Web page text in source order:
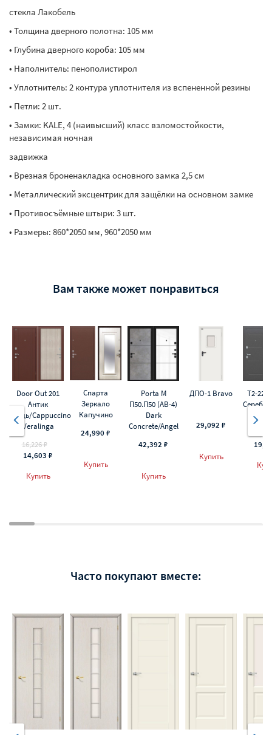
стекла Лакобель
• Толщина дверного полотна: 105 мм
• Глубина дверного короба: 105 мм
• Наполнитель: пенополистирол
• Уплотнитель: 2 контура уплотнителя из вспененной резины
• Петли: 2 шт.
• Замки: KALE, 4 (наивысший) класс взломостойкости,
независимая ночная
задвижка
• Врезная броненакладка основного замка 2,5 см
• Металлический эксцентрик для защёлки на основном замке
• Противосъёмные штыри: 3 шт.
• Размеры: 860*2050 мм, 960*2050 мм
Вам также может понравиться
Door Out 201
Антик
Медь/Cappuccino
Veralinga
16,226 ₽
14,603 ₽
Купить
Спарта
Зеркало
Капучино
24,990 ₽
Купить
Porta M
П50.П50 (AB-4)
Dark
Concrete/Angel
42,392 ₽
Купить
ДПО-1 Bravo
29,092 ₽
Купить
Т2-223
Часто покупают вместе: